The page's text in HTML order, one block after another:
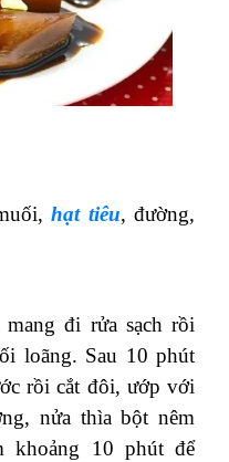
hạt tiêu, đường,
đi rửa sạch rồi
loãng. Sau 10 phút
rồi cắt đôi, ướp với
nửa thìa bột nêm
khoảng 10 phút để